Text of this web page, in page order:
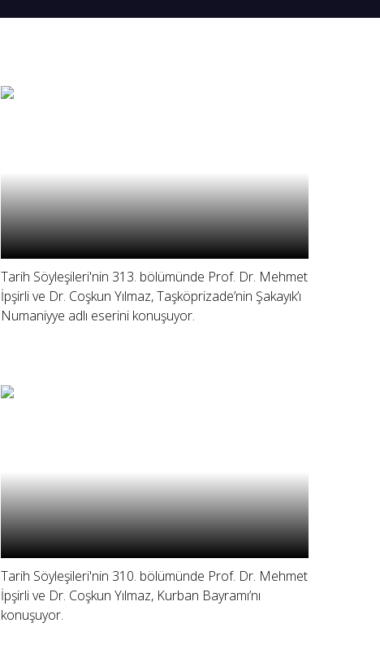
Tarih Söyleşileri'nin 313. bölümünde Prof. Dr. Mehmet
İpşirli ve Dr. Coşkun Yılmaz, Taşköprizade’nin Şakayık’ı
Numaniyye adlı eserini konuşuyor.
Tarih Söyleşileri'nin 310. bölümünde Prof. Dr. Mehmet
İpşirli ve Dr. Coşkun Yılmaz, Kurban Bayramı’nı
konuşuyor.